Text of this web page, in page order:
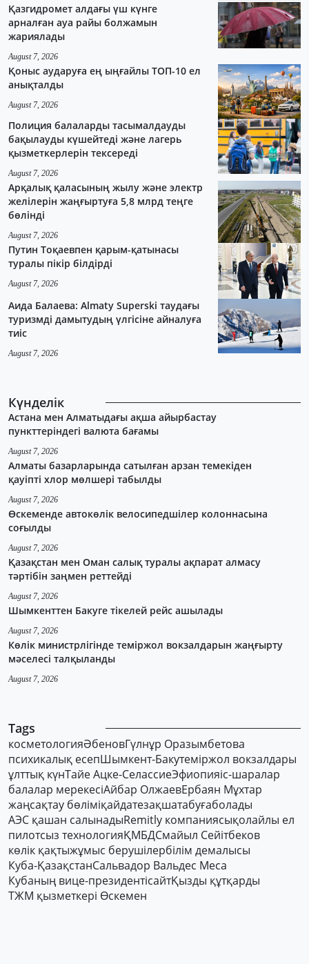
Қазгидромет алдағы үш күнге
арналған ауа райы болжамын
жариялады
August 7, 2026
Қоныс аударуға ең ыңғайлы ТОП-10 ел
анықталды
August 7, 2026
Полиция балаларды тасымалдауды
бақылауды күшейтеді және лагерь
қызметкерлерін тексереді
August 7, 2026
Арқалық қаласының жылу және электр
желілерін жаңғыртуға 5,8 млрд теңге
бөлінді
August 7, 2026
Путин Тоқаевпен қарым-қатынасы
туралы пікір білдірді
August 7, 2026
Аида Балаева: Almaty Superski таудағы
туризмді дамытудың үлгісіне айналуға
тиіс
August 7, 2026
Күнделік
Астана мен Алматыдағы ақша айырбастау
пункттеріндегі валюта бағамы
August 7, 2026
Алматы базарларында сатылған арзан темекіден
қауіпті хлор мөлшері табылды
August 7, 2026
Өскеменде автокөлік велосипедшілер колоннасына
соғылды
August 7, 2026
Қазақстан мен Оман салық туралы ақпарат алмасу
тәртібін заңмен реттейді
August 7, 2026
Шымкенттен Бакуге тікелей рейс ашылады
August 7, 2026
Көлік министрлігінде теміржол вокзалдарын жаңғырту
мәселесі талқыланды
August 7, 2026
Tags
косметологияӘбеновГүлнұр Оразымбетова
психикалық есепШымкент-Бакутеміржол вокзалдары
ұлттық күнТайе Ацке-СелассиеЭфиопияіс-шаралар
балалар мерекесіАйбар ОлжаевЕрбаян Мұхтар
жаңсақтау бөліміқайдатезақшатабуғаболады
АЭС қашан салынадыRemitly компаниясықолайлы ел
пилотсыз технологияҚМБДСмайыл Сейітбеков
көлік қақтыжұмыс берушілербілім демалысы
Куба-ҚазақстанСальвадор Вальдес Меса
Кубаның вице-президентісайтҚызды құтқарды
ТЖМ қызметкері Өскемен